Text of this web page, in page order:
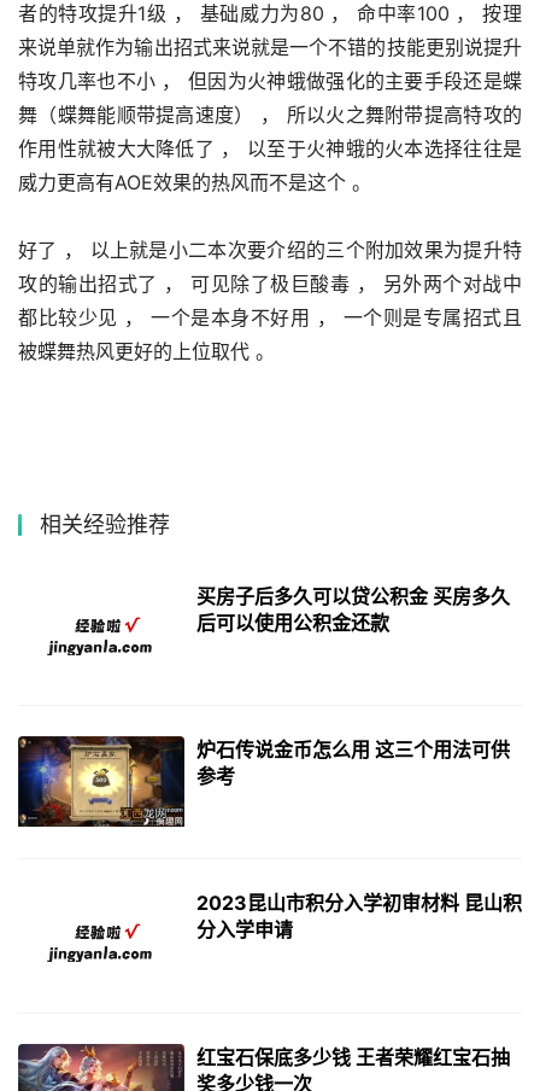
者的特攻提升1级 ， 基础威力为80 ， 命中率100 ， 按理
来说单就作为输出招式来说就是一个不错的技能更别说提升
特攻几率也不小 ， 但因为火神蛾做强化的主要手段还是蝶
舞（蝶舞能顺带提高速度） ， 所以火之舞附带提高特攻的
作用性就被大大降低了 ， 以至于火神蛾的火本选择往往是
威力更高有AOE效果的热风而不是这个 。
好了 ， 以上就是小二本次要介绍的三个附加效果为提升特
攻的输出招式了 ， 可见除了极巨酸毒 ， 另外两个对战中
都比较少见 ， 一个是本身不好用 ， 一个则是专属招式且
被蝶舞热风更好的上位取代 。
相关经验推荐
买房子后多久可以贷公积金 买房多久
后可以使用公积金还款
炉石传说金币怎么用 这三个用法可供
参考
2023昆山市积分入学初审材料 昆山积
分入学申请
红宝石保底多少钱 王者荣耀红宝石抽
奖多少钱一次